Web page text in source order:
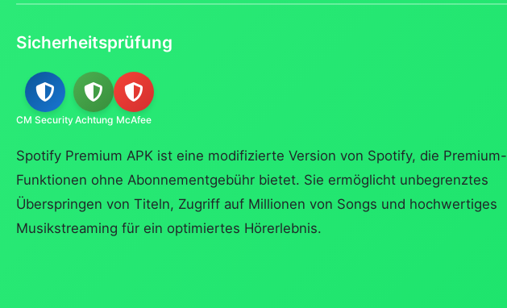
Sicherheitsprüfung
CM SecurityAchtung McAfee
Spotify Premium APK ist eine modifizierte Version von Spotify, die Premium-
Funktionen ohne Abonnementgebühr bietet. Sie ermöglicht unbegrenztes
Überspringen von Titeln, Zugriff auf Millionen von Songs und hochwertiges
Musikstreaming für ein optimiertes Hörerlebnis.